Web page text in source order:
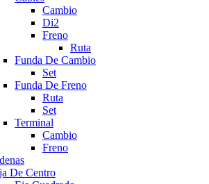
Cambio
Di2
Freno
Ruta
Funda De Cambio
Set
Funda De Freno
Ruta
Set
Terminal
Cambio
Freno
De Centro